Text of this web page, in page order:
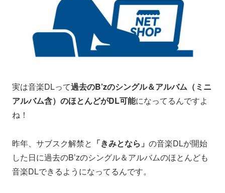
実は音楽DLって過去のB’zのシングル＆アルバム（ミニ
アルバム含）のほとんどがDL可能になってるんですよ
ね！
昨年、サブスク解禁と 「きみとなら」 の音楽DLが開始
した日に過去のB’zのシングル＆アルバムのほとんども
音楽DLできるようになってるんです。